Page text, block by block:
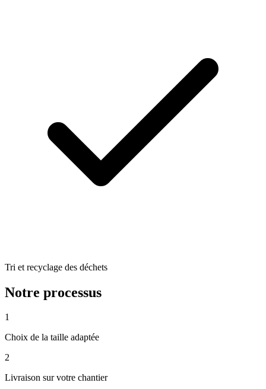
Tri et recyclage des déchets
Notre processus
1
Choix de la taille adaptée
2
Livraison sur votre chantier